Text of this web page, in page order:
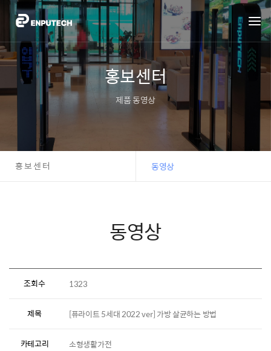
홍보센터
제품 동영상
홍보센터 동영상
동영상
조회수 1323
제목 [퓨라이트 5세대 2022 ver] 가방 살균하는 방법
카테고리 소형생활가전